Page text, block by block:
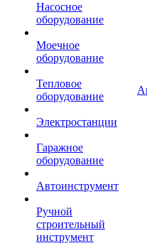
Насосное
оборудование
Моечное
оборудование
Тепловое
оборудование
Электростанции
Гаражное
оборудование
Автоинструмент
Ручной
строительный
инструмент